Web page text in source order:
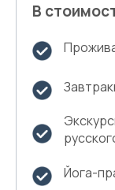
В
Йога-